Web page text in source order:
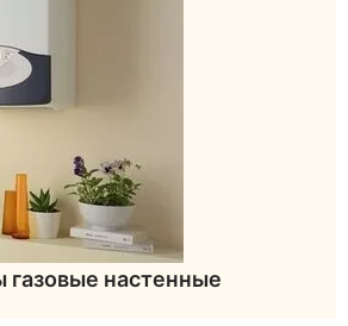
газовые настенные